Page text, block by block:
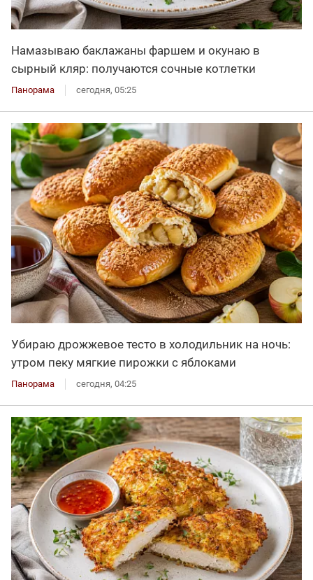
Намазываю баклажаны фаршем и окунаю в
сырный кляр: получаются сочные котлетки
Панорама сегодня, 05:25
Убираю дрожжевое тесто в холодильник на ночь:
утром пеку мягкие пирожки с яблоками
Панорама сегодня, 04:25